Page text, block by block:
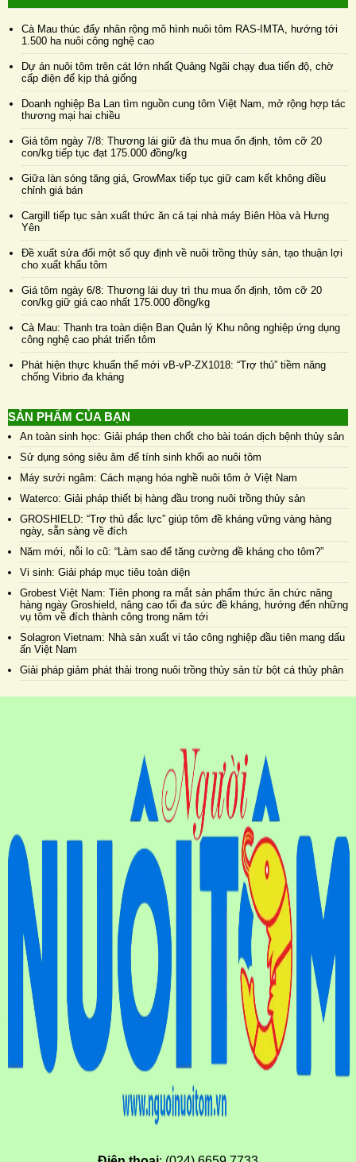
Cà Mau thúc đẩy nhân rộng mô hình nuôi tôm RAS-IMTA, hướng tới
1.500 ha nuôi công nghệ cao
Dự án nuôi tôm trên cát lớn nhất Quảng Ngãi chạy đua tiến độ, chờ
cấp điện để kịp thả giống
Doanh nghiệp Ba Lan tìm nguồn cung tôm Việt Nam, mở rộng hợp tác
thương mại hai chiều
Giá tôm ngày 7/8: Thương lái giữ đà thu mua ổn định, tôm cỡ 20
con/kg tiếp tục đạt 175.000 đồng/kg
Giữa làn sóng tăng giá, GrowMax tiếp tục giữ cam kết không điều
chỉnh giá bán
Cargill tiếp tục sản xuất thức ăn cá tại nhà máy Biên Hòa và Hưng
Yên
Đề xuất sửa đổi một số quy định về nuôi trồng thủy sản, tạo thuận lợi
cho xuất khẩu tôm
Giá tôm ngày 6/8: Thương lái duy trì thu mua ổn định, tôm cỡ 20
con/kg giữ giá cao nhất 175.000 đồng/kg
Cà Mau: Thanh tra toàn diện Ban Quản lý Khu nông nghiệp ứng dụng
công nghệ cao phát triển tôm
Phát hiện thực khuẩn thể mới vB-vP-ZX1018: “Trợ thủ” tiềm năng
chống Vibrio đa kháng
SẢN PHẨM CỦA BẠN
An toàn sinh học: Giải pháp then chốt cho bài toán dịch bệnh thủy sản
Sử dụng sóng siêu âm để tính sinh khối ao nuôi tôm
Máy sưởi ngâm: Cách mạng hóa nghề nuôi tôm ở Việt Nam
Waterco: Giải pháp thiết bị hàng đầu trong nuôi trồng thủy sản
GROSHIELD: “Trợ thủ đắc lực” giúp tôm đề kháng vững vàng hàng
ngày, sẵn sàng về đích
Năm mới, nỗi lo cũ: “Làm sao để tăng cường đề kháng cho tôm?”
Vi sinh: Giải pháp mục tiêu toàn diện
Grobest Việt Nam: Tiên phong ra mắt sản phẩm thức ăn chức năng
hàng ngày Groshield, nâng cao tối đa sức đề kháng, hướng đến những
vụ tôm về đích thành công trong năm tới
Solagron Vietnam: Nhà sản xuất vi tảo công nghiệp đầu tiên mang dấu
ấn Việt Nam
Giải pháp giảm phát thải trong nuôi trồng thủy sản từ bột cá thủy phân